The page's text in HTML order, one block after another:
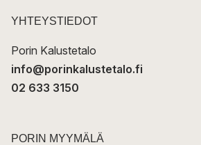
t
YHTEYSTIEDOT
Porin Kalustetalo
info@porinkalustetalo.fi
02 633 3150
PORIN MYYMÄLÄ